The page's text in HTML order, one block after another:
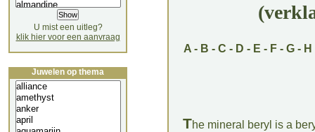
A - B - C - D - E - F - G - H
The mineral beryl is a
U mist een uitleg?
klik hier voor een aanvraag
Juwelen op thema